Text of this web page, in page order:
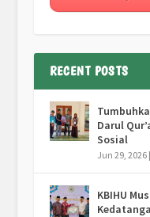
RECENT POSTS
Darul
Sosial
Jun 29, 2026|
KBIHU